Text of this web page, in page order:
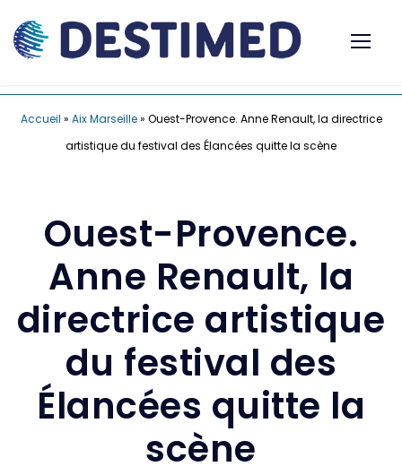
Accueil » Aix Marseille» Ouest-Provence. Anne Renault, la directrice
artistique du festival des Élancées quitte la scène
Ouest-Provence.
Anne Renault, la
directrice artistique
du festival des
Élancées quitte la
scène